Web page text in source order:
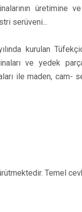
üretimine
serüveni...
kurulan
ve yedek
ile maden, cam-
Temel